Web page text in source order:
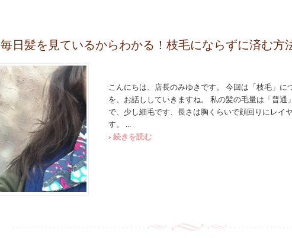
毎日髪を見ているからわかる！枝毛にならずに済む方
こんにちは、店長のみゆきです。 今回は「枝毛」に
を、お話ししていきますね。 私の髪の毛量は「普通
で、少し細毛です、長さは胸くらいで顔回りにレイ
す。 ...
» 続きを読む